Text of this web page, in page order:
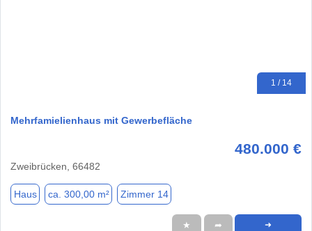
1 / 14
Mehrfamielienhaus mit Gewerbefläche
480.000 €
Zweibrücken, 66482
Haus ca. 300,00 m² Zimmer 14
★ ➦ ➜